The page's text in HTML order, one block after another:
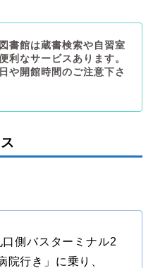
書館は蔵書検索や自習室
利なサービスあります。
や開館時間のご注意下さ
側バスターミナル2
院行き」に乗り、